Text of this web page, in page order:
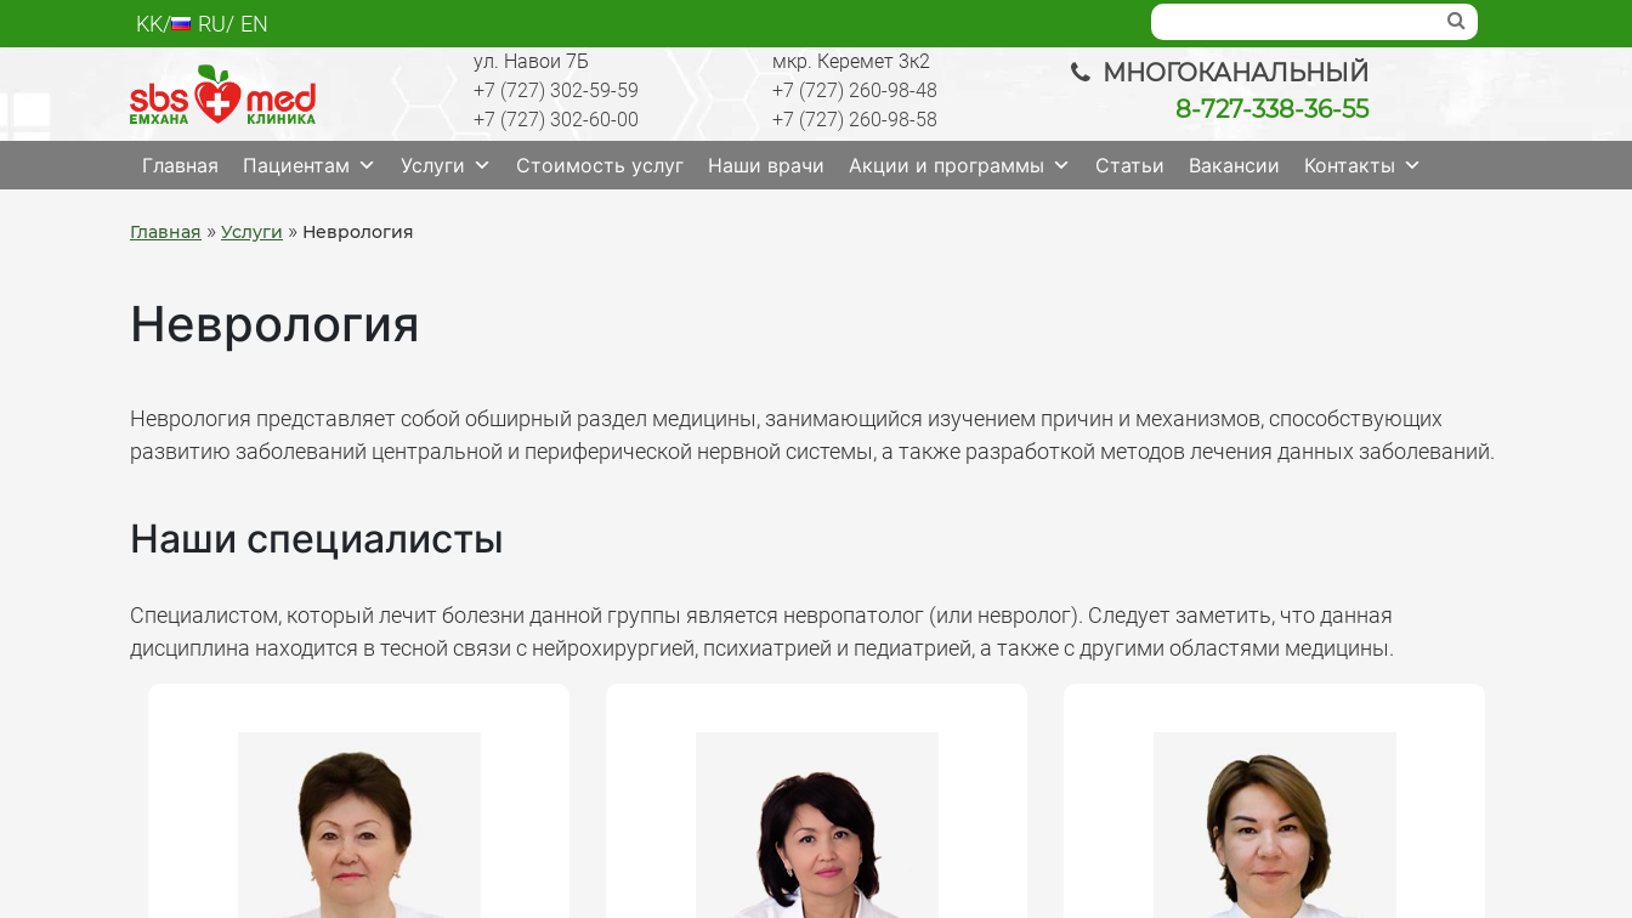
to
KK RU EN
SBS med
Многопрофильный медцентр Алматы, лаборатория, анализы, диагностика, лечение, операции, ведение беременности, check up качественно
ул. Навои 7Б
+7 (727) 302-59-59
+7 (727) 302-60-00
мкр. Керемет 3к2
+7 (727) 260-98-48
+7 (727) 260-98-58
МНОГОКАНАЛЬНЫЙ
8-727-338-36-55
Главная Пациентам Услуги Стоимость услуг Наши врачи Акции и программы Статьи Вакансии Контакты
Главная » Услуги » Неврология
Неврология
Неврология представляет собой обширный раздел медицины, занимающийся изучением причин и механизмов, способствующих
развитию заболеваний центральной и периферической нервной системы, а также разработкой методов лечения данных заболеваний.
Наши специалисты
Специалистом, который лечит болезни данной группы является невропатолог (или невролог). Следует заметить, что данная
дисциплина находится в тесной связи с нейрохирургией, психиатрией и педиатрией, а также с другими областями медицины.